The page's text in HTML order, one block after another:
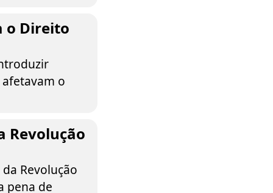
o Direito
o
Revolução
Revolução
pena de